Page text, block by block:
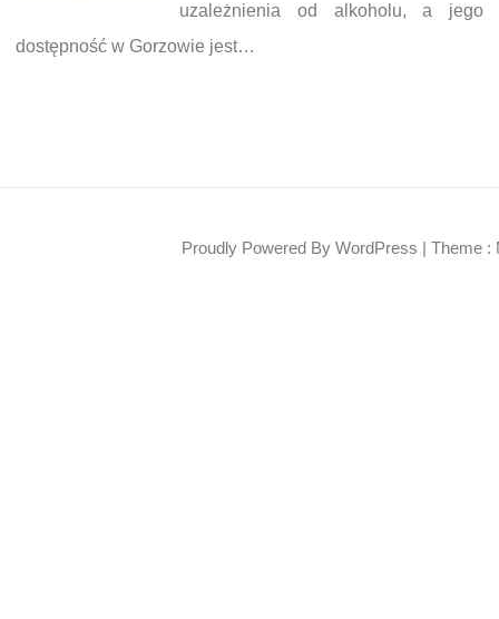
uzależnienia od alkoholu, a jego
dostępność w Gorzowie jest…
Proudly Powered By WordPress | Theme :